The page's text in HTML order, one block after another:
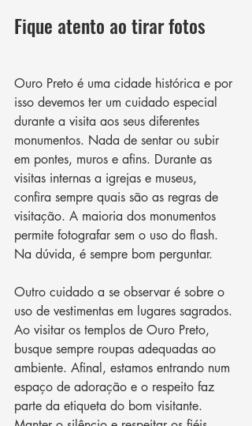
Fique atento ao tirar fotos
Ouro Preto é uma cidade histórica e por
isso devemos ter um cuidado especial
durante a visita aos seus diferentes
monumentos. Nada de sentar ou subir
em pontes, muros e afins. Durante as
visitas internas a igrejas e museus,
confira sempre quais são as regras de
visitação. A maioria dos monumentos
permite fotografar sem o uso do flash.
Na dúvida, é sempre bom perguntar.
Outro cuidado a se observar é sobre o
uso de vestimentas em lugares sagrados.
Ao visitar os templos de Ouro Preto,
busque sempre roupas adequadas ao
ambiente. Afinal, estamos entrando num
espaço de adoração e o respeito faz
parte da etiqueta do bom visitante.